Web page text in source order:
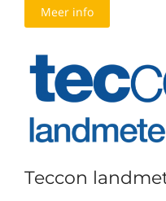
Meer info
Teccon